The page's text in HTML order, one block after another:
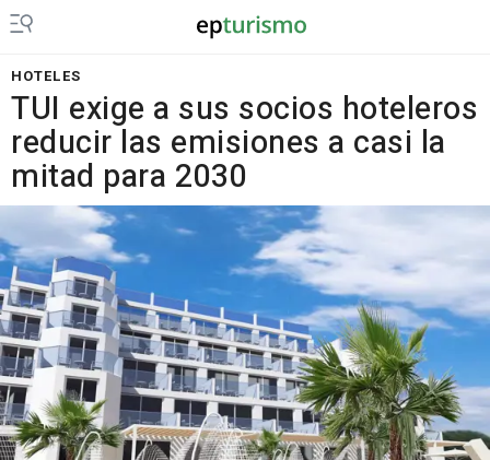
HOTELES
TUI exige a sus socios hoteleros
reducir las emisiones a casi la
mitad para 2030